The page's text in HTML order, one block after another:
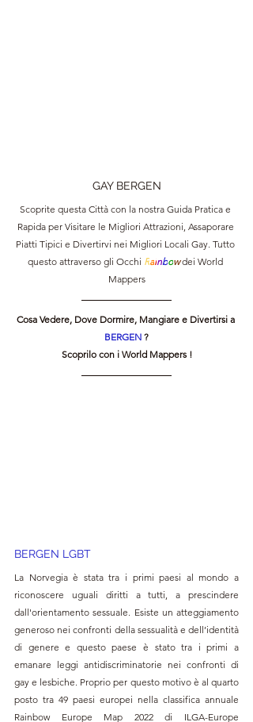
GAY BERGEN
Scoprite questa Città con la nostra Guida Pratica e
Rapida per Visitare le Migliori Attrazioni, Assaporare
Piatti Tipici e Divertirvi nei Migliori Locali Gay. Tutto
questo attraverso gli Occhi Rainbow dei World
Mappers
Cosa Vedere, Dove Dormire, Mangiare e Divertirsi a
BERGEN ?
Scoprilo con i World Mappers !
BERGEN LGBT
La Norvegia è stata tra i primi paesi al mondo a
riconoscere uguali diritti a tutti, a prescindere
dall'orientamento sessuale. Esiste un atteggiamento
generoso nei confronti della sessualità e dell’identità
di genere e questo paese è stato tra i primi a
emanare leggi antidiscriminatorie nei confronti di
gay e lesbiche. Proprio per questo motivo è al quarto
posto tra 49 paesi europei nella classifica annuale
Rainbow Europe Map 2022 di ILGA-Europe